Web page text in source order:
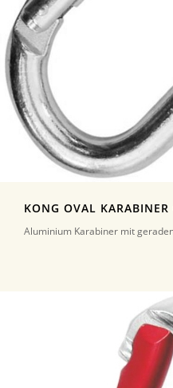
KONG OVAL KARABINER
Aluminium Karabiner mit